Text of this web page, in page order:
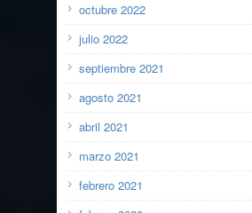
octubre 2022
julio 2022
septiembre 2021
agosto 2021
abril 2021
marzo 2021
febrero 2021